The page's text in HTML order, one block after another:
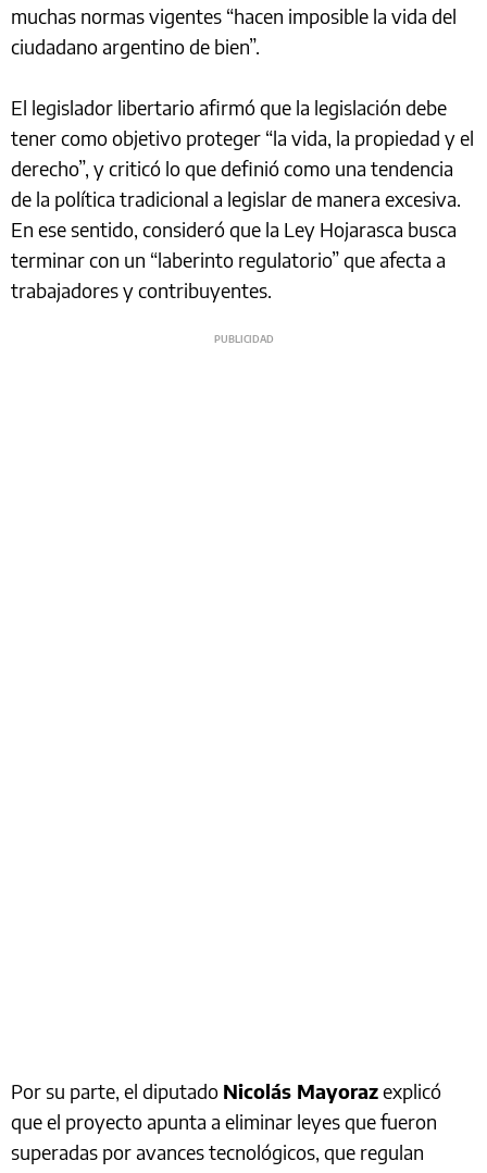
muchas normas vigentes “hacen imposible la vida del
ciudadano argentino de bien”.
El legislador libertario afirmó que la legislación debe
tener como objetivo proteger “la vida, la propiedad y el
derecho”, y criticó lo que definió como una tendencia
de la política tradicional a legislar de manera excesiva.
En ese sentido, consideró que la Ley Hojarasca busca
terminar con un “laberinto regulatorio” que afecta a
trabajadores y contribuyentes.
Por su parte, el diputado Nicolás Mayorazexplicó
que el proyecto apunta a eliminar leyes que fueron
superadas por avances tecnológicos, que regulan